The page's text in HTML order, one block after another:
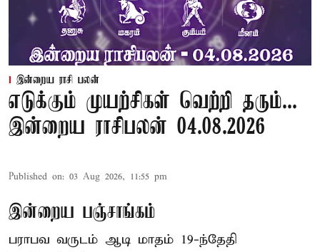
இன்றைய ராசி பலன்
எடுக்கும் முயற்சிகள் வெற்றி தரும்...
இன்றைய ராசிபலன் 04.08.2026
Published on: 03 Aug 2026, 11:55 pm
இன்றைய பஞ்சாங்கம்
பராபவ வருடம் ஆடி மாதம் 19-ந்தேதி